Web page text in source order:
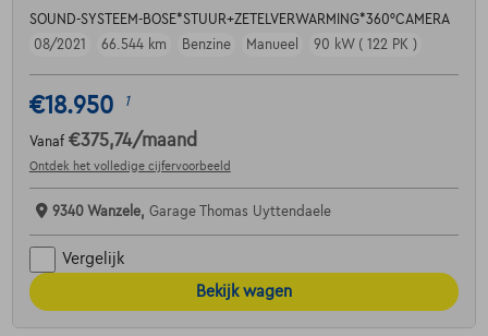
SOUND-SYSTEEM-BOSE*STUUR+ZETELVERWARMING*360°CAMERA
08/2021
66.544 km Benzine Manueel 90 kW ( 122 PK )
€18.950 1
Vanaf €375,74/maand
Ontdek het volledige cijfervoorbeeld
9340 Wanzele, Garage Thomas Uyttendaele
Vergelijk
Bekijk wagen